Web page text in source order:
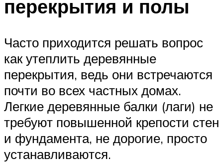
перекрытия и полы
Часто приходится решать вопрос
как утеплить деревянные
перекрытия, ведь они встречаются
почти во всех частных домах.
Легкие деревянные балки (лаги) не
требуют повышенной крепости стен
и фундамента, не дорогие, просто
устанавливаются.